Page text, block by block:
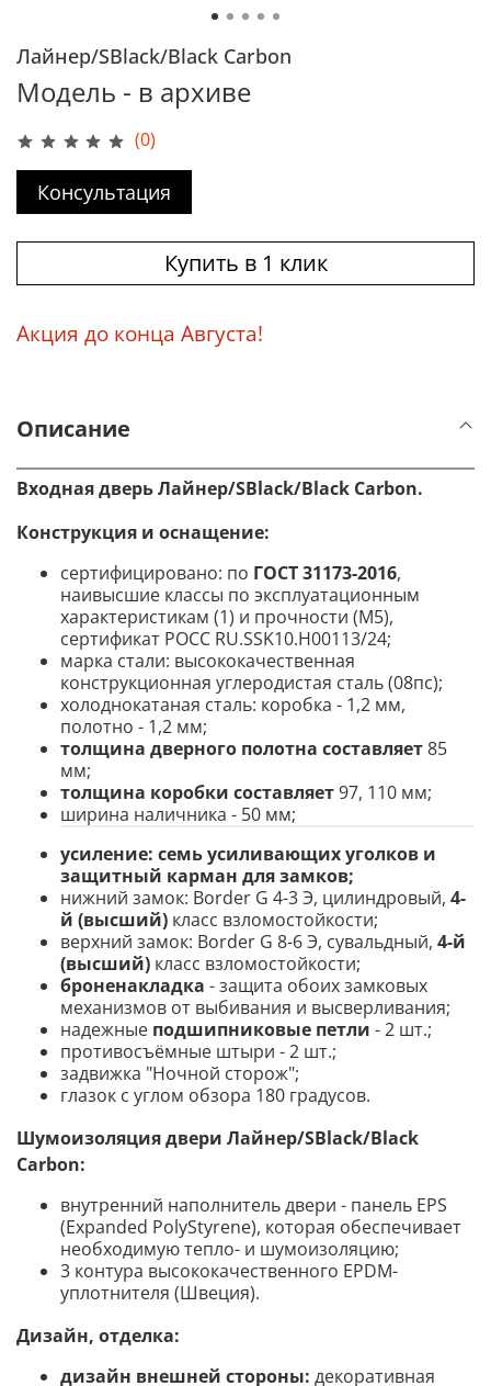
(0)
Лайнер/SBlack/Black Carbon
Модель - в архиве
Консультация
Купить в 1 клик
Акция до конца Августа!
Описание
Входная дверь Лайнер/SBlack/Black Carbon.
Конструкция и оснащение:
сертифицировано: по ГОСТ 31173-2016,
наивысшие классы по эксплуатационным
характеристикам (1) и прочности (М5),
сертификат POCC RU.SSK10.H00113/24;
марка стали: высококачественная
конструкционная углеродистая сталь (08пс);
холоднокатаная сталь: коробка - 1,2 мм,
полотно - 1,2 мм;
толщина дверного полотна составляет85
мм;
толщина коробки составляет97, 110 мм;
ширина наличника - 50 мм;
усиление: семь усиливающих уголков и
защитный карман для замков;
нижний замок: Border G 4-3 Э, цилиндровый, 4-
й (высший) класс взломостойкости;
верхний замок: Border G 8-6 Э, сувальдный, 4-й
(высший) класс взломостойкости;
броненакладка - защита обоих замковых
механизмов от выбивания и высверливания;
надежные подшипниковые петли - 2 шт.;
противосъёмные штыри - 2 шт.;
задвижка "Ночной сторож";
глазок с углом обзора 180 градусов.
Шумоизоляция двери Лайнер/SBlack/Black
Carbon:
внутренний наполнитель двери - панель EPS
(Expanded PolyStyrene), которая обеспечивает
необходимую тепло- и шумоизоляцию;
3 контура высококачественного EPDM-
уплотнителя (Швеция).
Дизайн, отделка:
дизайн внешней стороны: декоративная